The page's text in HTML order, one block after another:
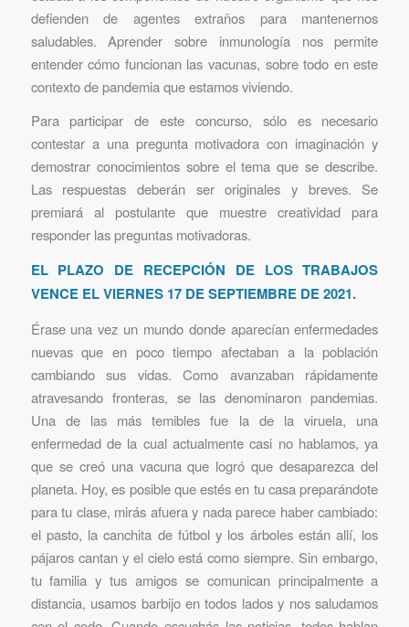
defienden de agentes extraños para mantenernos
saludables. Aprender sobre inmunología nos permite
entender cómo funcionan las vacunas, sobre todo en este
contexto de pandemia que estamos viviendo.
Para participar de este concurso, sólo es necesario
contestar a una pregunta motivadora con imaginación y
demostrar conocimientos sobre el tema que se describe.
Las respuestas deberán ser originales y breves. Se
premiará al postulante que muestre creatividad para
responder las preguntas motivadoras.
EL PLAZO DE RECEPCIÓN DE LOS TRABAJOS
VENCE EL VIERNES 17 DE SEPTIEMBRE DE 2021.
Érase una vez un mundo donde aparecían enfermedades
nuevas que en poco tiempo afectaban a la población
cambiando sus vidas. Como avanzaban rápidamente
atravesando fronteras, se las denominaron pandemias.
Una de las más temibles fue la de la viruela, una
enfermedad de la cual actualmente casi no hablamos, ya
que se creó una vacuna que logró que desaparezca del
planeta. Hoy, es posible que estés en tu casa preparándote
para tu clase, mirás afuera y nada parece haber cambiado:
el pasto, la canchita de fútbol y los árboles están allí, los
pájaros cantan y el cielo está como siempre. Sin embargo,
tu familia y tus amigos se comunican principalmente a
distancia, usamos barbijo en todos lados y nos saludamos